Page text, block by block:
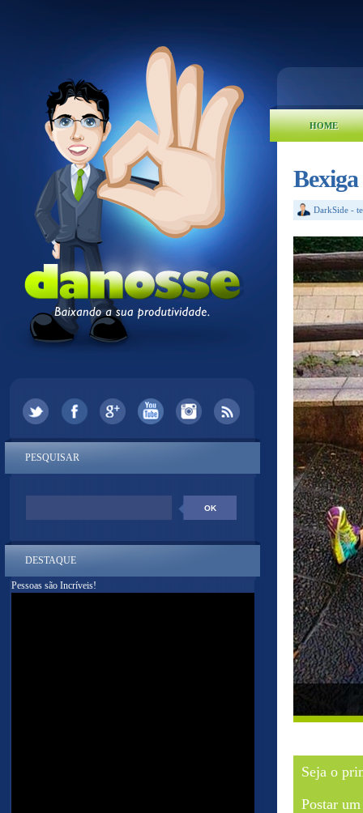
HOME
DarkSide -
Seja o
Postar
PESQUISAR
DESTAQUE
Pessoas são Incríveis!